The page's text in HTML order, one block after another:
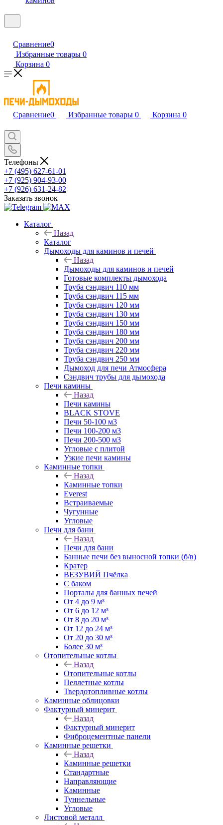
Сравнение0
Избранные товары 0
Корзина 0
Сравнение0 Избранные товары 0 Корзина 0
Телефоны
+7 (495) 627-61-01
+7 (925) 904-93-00
+7 (926) 631-24-82
Заказать звонок
Каталог
Назад
Каталог
Дымоходы для каминов и печей
Назад
Дымоходы для каминов и печей
Готовые комплекты дымохода
Труба сэндвич 110 мм
Труба сэндвич 115 мм
Труба сэндвич 120 мм
Труба сэндвич 130 мм
Труба сэндвич 150 мм
Труба сэндвич 180 мм
Труба сэндвич 200 мм
Труба сэндвич 220 мм
Труба сэндвич 250 мм
Дымоход для печи Атмосфера
Сэндвич трубы для дымохода
Печи камины
Назад
Печи камины
BLACK STOVE
Печи 50-100 м3
Печи 100-200 м3
Печи 200-500 м3
Угловые с плитой
Узкие печи камины
Каминные топки
Назад
Каминные топки
Everest
Встраиваемые
Чугунные
Угловые
Печи для бани
Назад
Печи для бани
Банные печи без выносной топки (б/в)
Кратер
ВЕЗУВИЙ Пчёлка
С баком
Порталы для банных печей
От 4 до 9 м³
От 6 до 12 м³
От 8 до 20 м³
От 12 до 24 м³
От 20 до 30 м³
Более 30 м³
Отопительные котлы
Назад
Отопительные котлы
Пеллетные котлы
Твердотопливные котлы
Каминные облицовки
Фактурный минерит
Назад
Фактурный минерит
Фиброцементные панели
Каминные решетки
Назад
Каминные решетки
Стандартные
Направляющие
Каминные
Туннельные
Угловые
Листовой металл